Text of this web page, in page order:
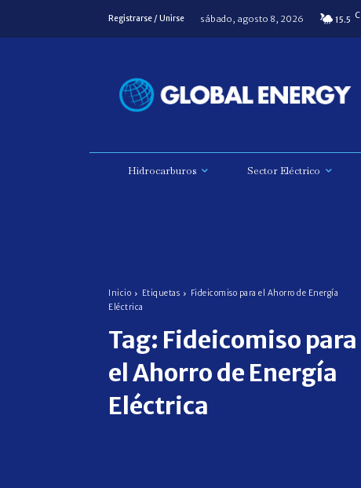
Registrarse / Unirse sábado, agosto 8, 2026 15.5 C
Hidrocarburos Sector Eléctrico
Inicio Etiquetas
Fideicomiso para el Ahorro de Energía
Eléctrica
Tag: Fideicomiso para
el Ahorro de Energía
Eléctrica